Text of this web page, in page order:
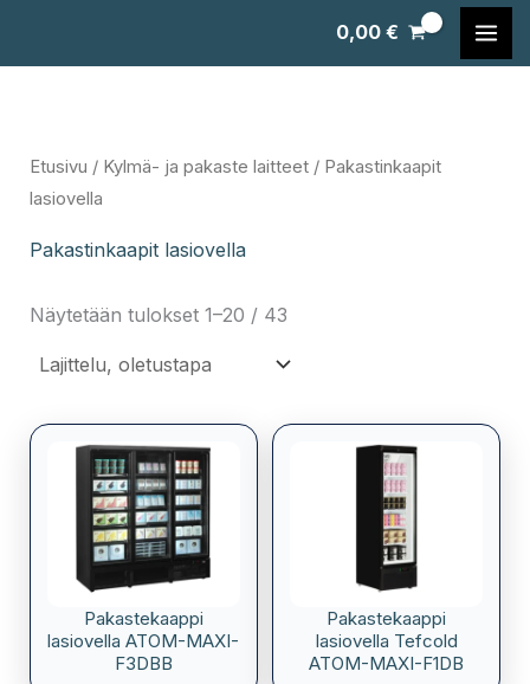
0,00€
Etusivu / Kylmä- ja pakaste laitteet/ Pakastinkaapit
lasiovella
Pakastinkaapit lasiovella
Näytetään tulokset 1–20 / 43
Pakastekaappi
lasiovella ATOM-MAXI-
F3DBB
Pakastekaappi
lasiovella Tefcold
ATOM-MAXI-F1DB